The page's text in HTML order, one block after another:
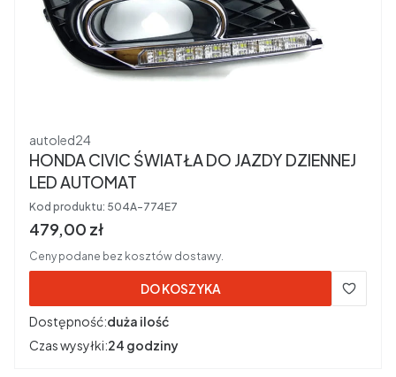
Producent
autoled24
HONDA CIVIC ŚWIATŁA DO JAZDY DZIENNEJ
LED AUTOMAT
Kod produktu: 504A-774E7
Cena brutto
479,00 zł
Ceny podane bez kosztów dostawy.
DO KOSZYKA
Dostępność:duża ilość
Czas wysyłki:24 godziny